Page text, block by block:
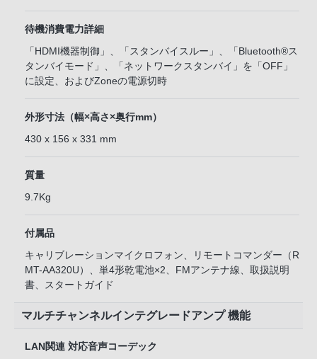
待機消費電力詳細
「HDMI機器制御」、「スタンバイスルー」、「Bluetooth®ス
タンバイモード」、「ネットワークスタンバイ」を「OFF」
に設定、およびZoneの電源切時
外形寸法（幅×高さ×奥行mm）
430 x 156 x 331 mm
質量
9.7Kg
付属品
キャリブレーションマイクロフォン、リモートコマンダー（R
MT-AA320U）、単4形乾電池×2、FMアンテナ線、取扱説明
書、スタートガイド
マルチチャンネルインテグレードアンプ 機能
LAN関連 対応音声コーデック